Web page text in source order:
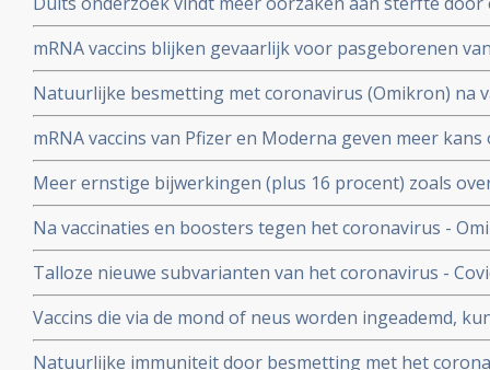
buiten
hersenen, bloedvaten en hart (myocarditis) bij
overleden net na vaccinatie tegen coronavirus.
mRNA vaccins blijken gevaarlijk voor pasgeborenen
moeders. Minder bloedplasmacellen tast immuniteit
blijkt niet bruikbaar voor stamceltransplantaties.
Natuurlijke besmetting met coronavirus (Omikron) na
bescherming, al zijn er twijfels over bescherming door
varianten van Omikron.
mRNA vaccins van Pfizer en Moderna geven meer
dat ze een ziekenhuisopname voorkomen. Blijkt uit
studiegegevens
Meer ernstige bijwerkingen (plus 16 procent) zoals
invaliditeit deden zich voor tijdens de studies van de
Pfizer in vergelijking met de placebogroep
Na vaccinaties en boosters tegen het coronavirus -
overige oorzaken blijkt uit grafieken bijgehouden en
Herman Steigstra, Anton Theunissen en Maurice de
Talloze nieuwe subvarianten van het coronavirus -
boostervaccins en ontsnappen aan eigen
Vaccins die via de mond of neus worden ingeademd,
Twee mond- en neusvaccins krijgen goedkeuring in
Natuurlijke immuniteit door besmetting met het